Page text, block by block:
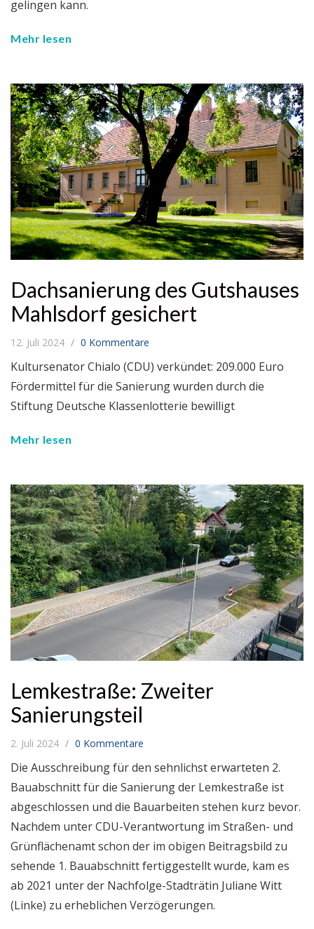
gelingen kann.
Mehr lesen
Dachsanierung des Gutshauses
Mahlsdorf gesichert
12. Juli 2024 0 Kommentare
Kultursenator Chialo (CDU) verkündet: 209.000 Euro
Fördermittel für die Sanierung wurden durch die
Stiftung Deutsche Klassenlotterie bewilligt
Mehr lesen
Lemkestraße: Zweiter
Sanierungsteil
2. Juli 2024 0 Kommentare
Die Ausschreibung für den sehnlichst erwarteten 2.
Bauabschnitt für die Sanierung der Lemkestraße ist
abgeschlossen und die Bauarbeiten stehen kurz bevor.
Nachdem unter CDU-Verantwortung im Straßen- und
Grünflächenamt schon der im obigen Beitragsbild zu
sehende 1. Bauabschnitt fertiggestellt wurde, kam es
ab 2021 unter der Nachfolge-Stadträtin Juliane Witt
(Linke) zu erheblichen Verzögerungen.